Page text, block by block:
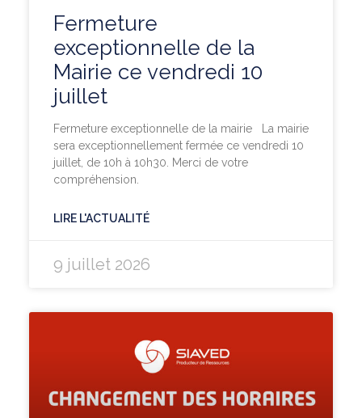
Fermeture
exceptionnelle de la
Mairie ce vendredi 10
juillet
Fermeture exceptionnelle de la mairie La mairie
sera exceptionnellement fermée ce vendredi 10
juillet, de 10h à 10h30. Merci de votre
compréhension.
LIRE L'ACTUALITÉ
9 juillet 2026